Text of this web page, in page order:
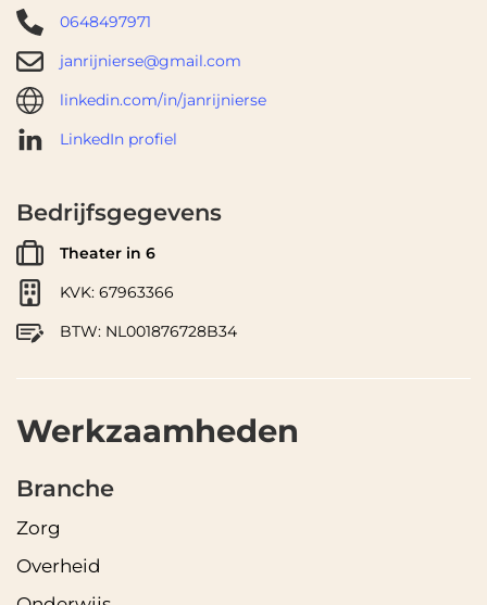
0648497971
janrijnierse@gmail.com
linkedin.com/in/janrijnierse
LinkedIn profiel
Bedrijfsgegevens
Theater in 6
KVK: 67963366
BTW: NL001876728B34
Werkzaamheden
Branche
Zorg
Overheid